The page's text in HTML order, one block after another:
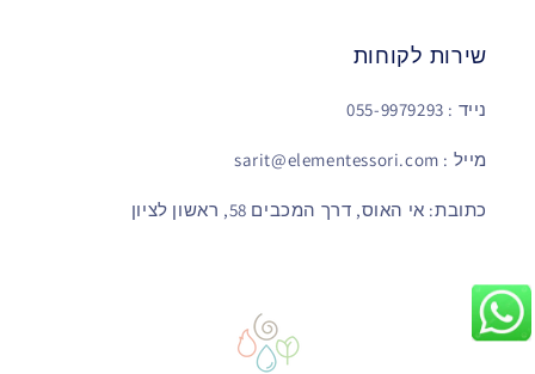
שירות לקוחות
נייד : 055-9979293
מייל : sarit@elementessori.com
כתובת: אי האוס, דרך המכבים 58, ראשון לציון